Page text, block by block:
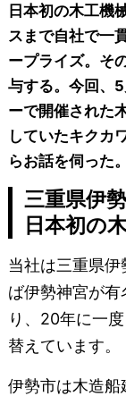
日本初の木工機
スまで自社で一
ープライズ。そ
与する。今回、
ーで開催された
していたキクカ
らお話を伺った。
三重県伊
日本初の
当社は三重県伊
ば伊勢神宮が
り、20年に一
替えています。
伊勢市は木造